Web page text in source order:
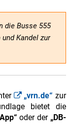
die Busse 555
Kandel zur
„vrn.de“ zur
bietet die
oder der „DB-